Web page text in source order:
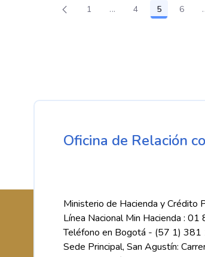
Página
1 ...Páginas intermedias
Página
4 Página
5 6
Oficina de Relación
Ministerio de Hacienda y Crédito
Línea Nacional Min Hacienda :
Teléfono en Bogotá - (57 1)
Sede Principal, San Agustín: